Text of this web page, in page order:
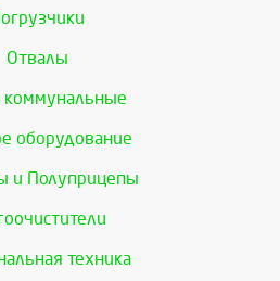
Отвалы
коммунальные
оборудование
и Полуприцепы
техника